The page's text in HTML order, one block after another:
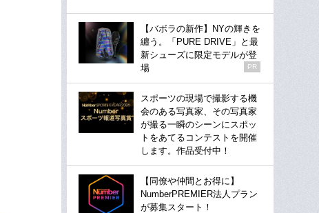
【バボラの新作】NYの輝きを
纏う。「PURE DRIVE」と最
新シューズに限定モデルが登
場
PR
スポーツの現場で撮影する機
会のある写真家、その写真家
が撮る一瞬のシーンにスポッ
トをあてるコンテストを開催
します。作品受付中！
【同僚や仲間とお得に】
NumberPREMIER法人プラン
が募集スタート！